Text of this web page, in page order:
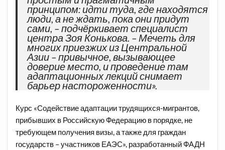
принципом: идти туда, где находятся
люди, а не ждать, пока они придут
сами, – подчёркивает специалист
центра Зоя Конькова. – Мечеть для
многих приезжих из Центральной
Азии – привычное, вызывающее
доверие место, и проведение там
адаптационных лекций снимает
барьер настороженности».
Курс «Содействие адаптациитрудящихся-мигрантов,
прибывших в Российскую Федерацию в порядке, не
требующем получения визы, а также для граждан
государств – участников ЕАЭС», разработанный ФАДН